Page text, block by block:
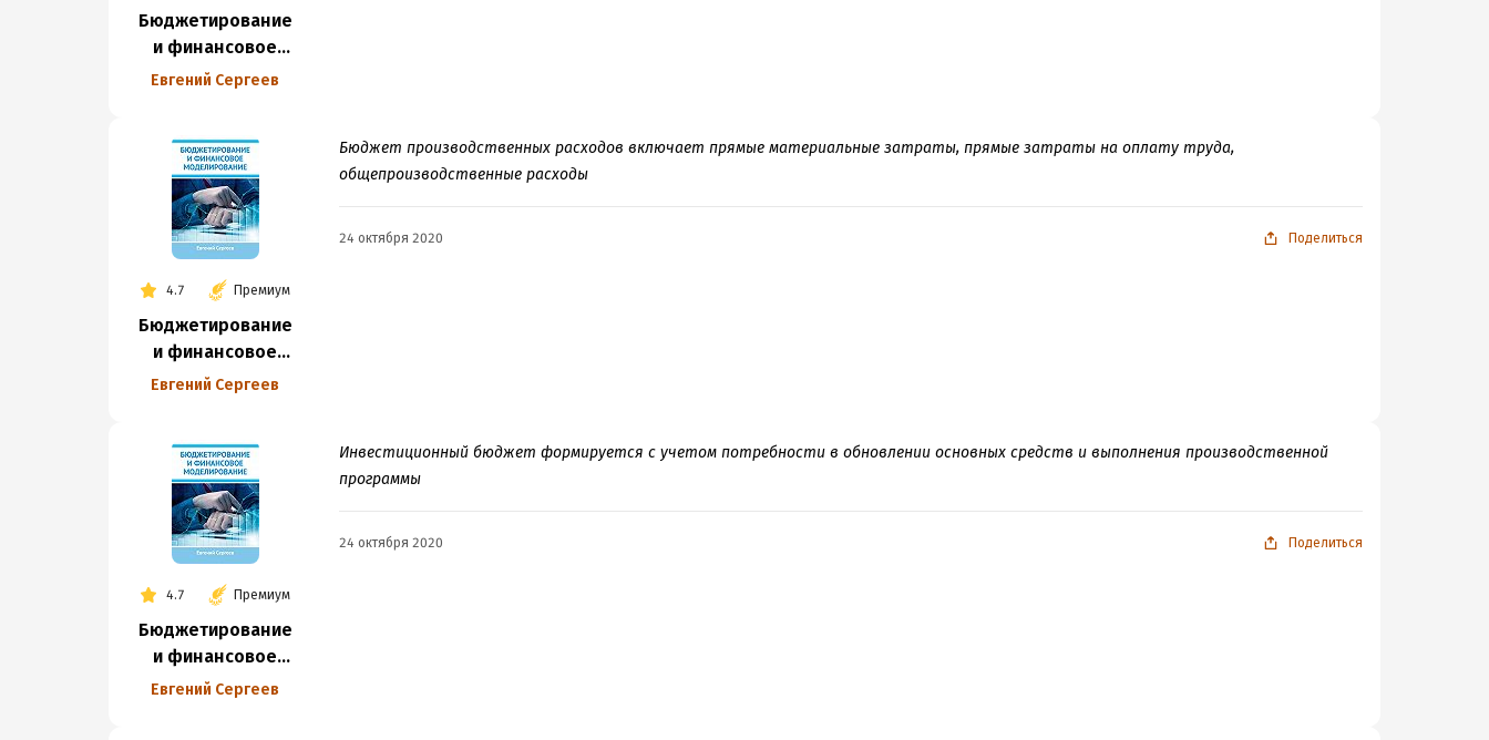
Бюджетирование
и финансовое
моделирование
Евгений Сергеев
4.7 Премиум
Бюджетирование
и финансовое
моделирование
Евгений Сергеев
Бюджет производственных расходов включает прямые материальные затраты, прямые затраты на оплату труда,
общепроизводственные расходы
24 октября 2020 Поделиться
4.7 Премиум
Бюджетирование
и финансовое
моделирование
Евгений Сергеев
Инвестиционный бюджет формируется с учетом потребности в обновлении основных средств и выполнения производственной
программы
24 октября 2020 Поделиться